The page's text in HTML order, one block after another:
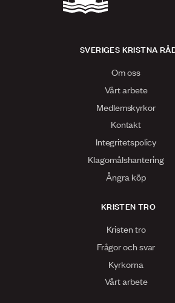
SVERIGES KRISTNA
Om oss
Vårt arbete
Medlemskyrkor
Kontakt
Integritetspolicy
Klagomålshantering
Ångra köp
KRISTEN TRO
Kristen tro
Frågor och svar
Kyrkorna
Vårt arbete